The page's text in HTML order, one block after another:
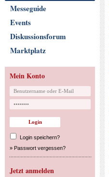
Messeguide
Events
Diskussionsforum
Marktplatz
Mein Konto
Login speichern?
» Passwort vergessen?
Jetzt anmelden